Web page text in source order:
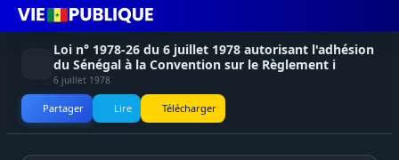
Loi n° 1978-26 du 6 juillet 1978 autorisant l'adhésion
du Sénégal à la Convention sur le Règlement i
6 juillet 1978
Partager Lire Télécharger